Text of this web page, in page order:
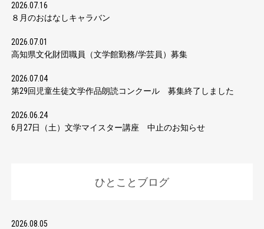
2026.07.16
８月のおはなしキャラバン
2026.07.01
高知県文化財団職員（文学館勤務/学芸員）募集
2026.07.04
第29回児童生徒文学作品朗読コンクール 募集終了しました
2026.06.24
6月27日（土）文学マイスター講座 中止のお知らせ
ひとことブログ
2026.08.05